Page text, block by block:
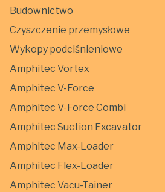
Budownictwo
Czyszczenie przemysłowe
Wykopy podciśnieniowe
Amphitec Vortex
Amphitec V-Force
Amphitec V-Force Combi
Amphitec Suction Excavator
Amphitec Max-Loader
Amphitec Flex-Loader
Amphitec Vacu-Tainer